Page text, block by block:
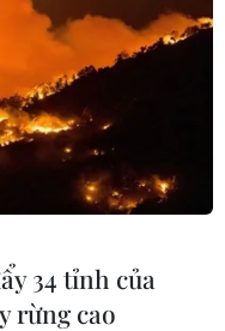
34 tỉnh của
rừng cao